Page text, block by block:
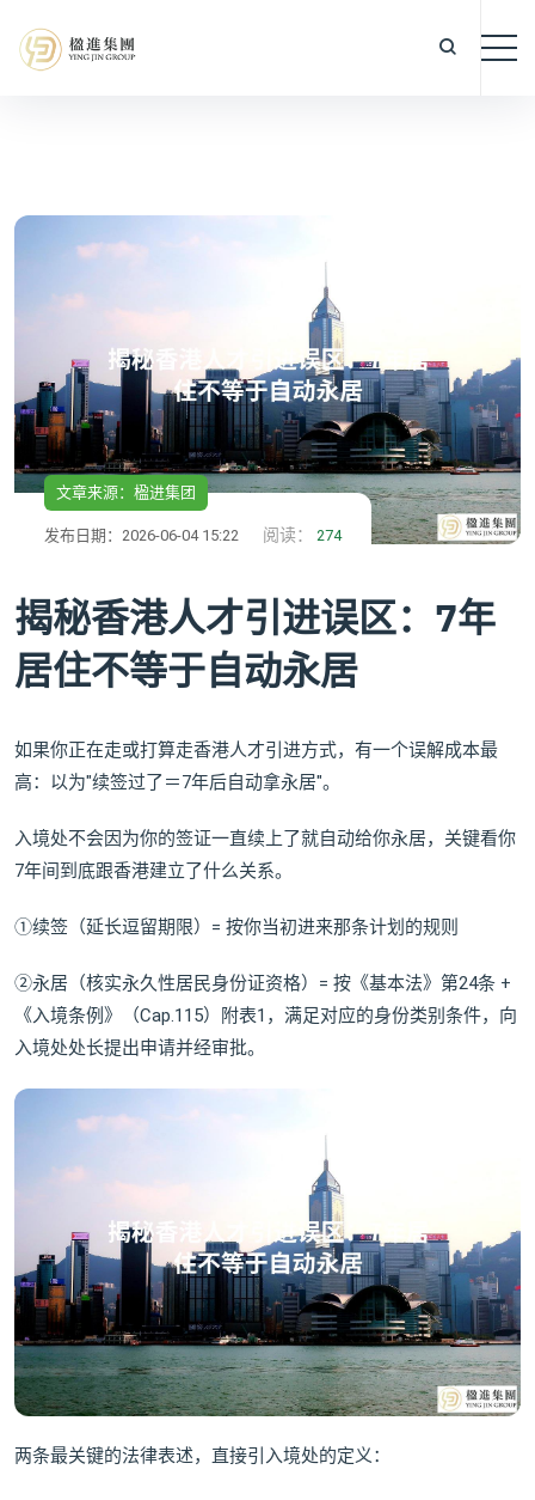
文章来源：楹进集团
发布日期：2026-06-04 15:22 阅读： 274
揭秘香港人才引进误区：7年
居住不等于自动永居
如果你正在走或打算走香港人才引进方式，有一个误解成本最
高：以为"续签过了＝7年后自动拿永居"。
入境处不会因为你的签证一直续上了就自动给你永居，关键看你
7年间到底跟香港建立了什么关系。
①续签（延长逗留期限）= 按你当初进来那条计划的规则
②永居（核实永久性居民身份证资格）= 按《基本法》第24条 +
《入境条例》（Cap.115）附表1，满足对应的身份类别条件，向
入境处处长提出申请并经审批。
两条最关键的法律表述，直接引入境处的定义：